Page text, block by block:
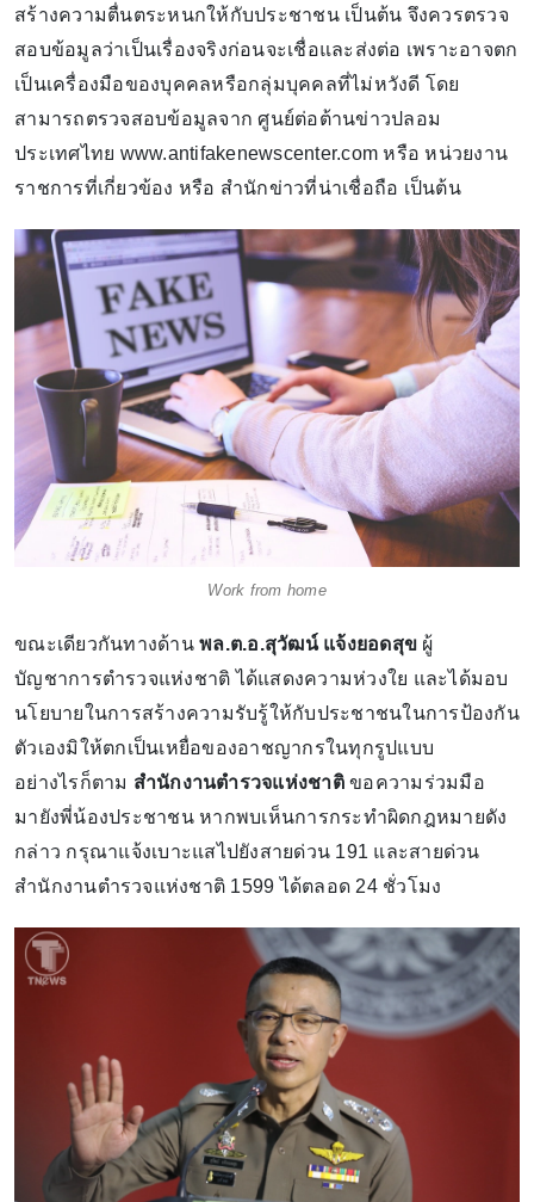
สร้างความตื่นตระหนกให้กับประชาชน เป็นต้น จึงควรตรวจ
สอบข้อมูลว่าเป็นเรื่องจริงก่อนจะเชื่อและส่งต่อ เพราะอาจตก
เป็นเครื่องมือของบุคคลหรือกลุ่มบุคคลที่ไม่หวังดี โดย
สามารถตรวจสอบข้อมูลจาก ศูนย์ต่อต้านข่าวปลอม
ประเทศไทย www.antifakenewscenter.com หรือ หน่วยงาน
ราชการที่เกี่ยวข้อง หรือ สำนักข่าวที่น่าเชื่อถือ เป็นต้น
Work from home
ขณะเดียวกันทางด้าน พล.ต.อ.สุวัฒน์ แจ้งยอดสุข ผู้
บัญชาการตำรวจแห่งชาติ ได้แสดงความห่วงใย และได้มอบ
นโยบายในการสร้างความรับรู้ให้กับประชาชนในการป้องกัน
ตัวเองมิให้ตกเป็นเหยื่อของอาชญากรในทุกรูปแบบ
อย่างไรก็ตาม สำนักงานตำรวจแห่งชาติ ขอความร่วมมือ
มายังพี่น้องประชาชน หากพบเห็นการกระทำผิดกฎหมายดัง
กล่าว กรุณาแจ้งเบาะแสไปยังสายด่วน 191 และสายด่วน
สำนักงานตำรวจแห่งชาติ 1599 ได้ตลอด 24 ชั่วโมง